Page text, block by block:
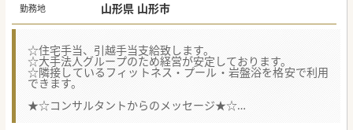
勤務地 山形県 山形市
☆住宅手当、引越手当支給致します。
☆大手法人グループのため経営が安定しております。
☆隣接しているフィットネス・プール・岩盤浴を格安で利用
できます。
★☆コンサルタントからのメッセージ★☆
大手法人グループで常勤医師を募集しております。